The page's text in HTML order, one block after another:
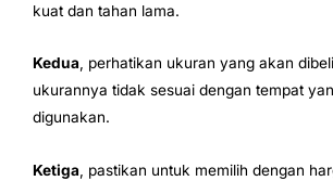
kuat dan tahan lama.
Kedua, perhatikan ukuran yang akan
ukurannya tidak sesuai dengan tempat
digunakan.
Ketiga, pastikan untuk memilih dengan